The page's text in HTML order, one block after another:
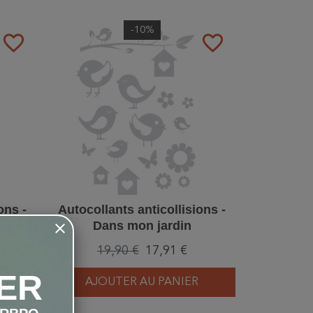
favorite_border
-
favorite_border
-10%
Autocollants anticollisions -
Dans mon jardin
19,90 € 17,91 €
AJOUTER AU PANIER